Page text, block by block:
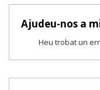
Ajudeu-nos a
Heu trobat un